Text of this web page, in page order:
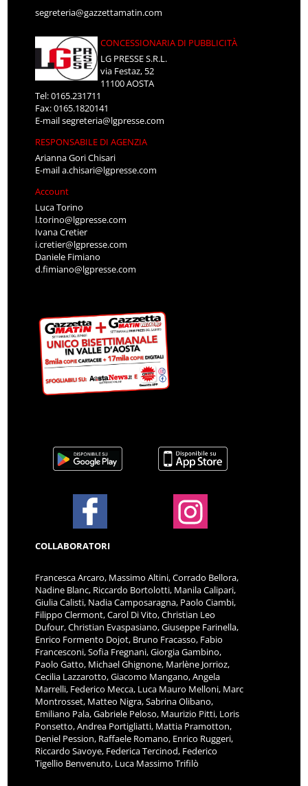
segreteria@gazzettamatin.com
CONCESSIONARIA DI PUBBLICITÀ
LG PRESSE S.R.L.
via Festaz, 52
11100 AOSTA
Tel: 0165.231711
Fax: 0165.1820141
E-mailsegreteria@lgpresse.com
RESPONSABILE DI AGENZIA
Arianna Gori Chisari
E-maila.chisari@lgpresse.com
Account
Luca Torino
l.torino@lgpresse.com
Ivana Cretier
i.cretier@lgpresse.com
Daniele Fimiano
d.fimiano@lgpresse.com
COLLABORATORI
Francesca Arcaro, Massimo Altini, Corrado Bellora,
Nadine Blanc, Riccardo Bortolotti, Manila Calipari,
Giulia Calisti, Nadia Camposaragna, Paolo Ciambi,
Filippo Clermont, Carol Di Vito, Christian Leo
Dufour, Christian Evaspasiano, Giuseppe Farinella,
Enrico Formento Dojot, Bruno Fracasso, Fabio
Francesconi, Sofia Fregnani, Giorgia Gambino,
Paolo Gatto, Michael Ghignone, Marlène Jorrioz,
Cecilia Lazzarotto, Giacomo Mangano, Angela
Marrelli, Federico Mecca, Luca Mauro Melloni, Marc
Montrosset, Matteo Nigra, Sabrina Olibano,
Emiliano Pala, Gabriele Peloso, Maurizio Pitti, Loris
Ponsetto, Andrea Portigliatti, Mattia Pramotton,
Deniel Pession, Raffaele Romano, Enrico Ruggeri,
Riccardo Savoye, Federica Tercinod, Federico
Tigellio Benvenuto, Luca Massimo Trifilò